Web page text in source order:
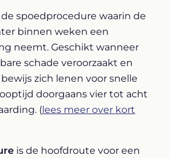
de spoedprocedure waarin de
binnen weken een
neemt. Geschikt wanneer
schade veroorzaakt en
zich lenen voor snelle
doorgaans vier tot acht
(lees meer over kort
is de hoofdroute voor een